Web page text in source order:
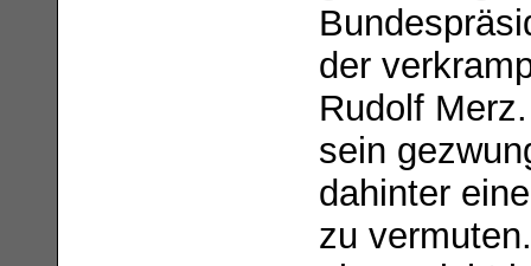
der
Rudolf
sein
dahinter
zu